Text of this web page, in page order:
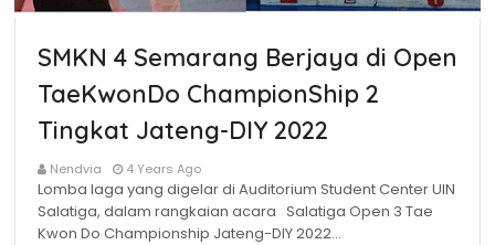
SMKN 4 Semarang Berjaya di Open
TaeKwonDo ChampionShip 2
Tingkat Jateng-DIY 2022
Nendvia 4 Years Ago
Lomba laga yang digelar di Auditorium Student Center UIN
Salatiga, dalam rangkaian acara Salatiga Open 3 Tae
Kwon Do Championship Jateng-DIY 2022…